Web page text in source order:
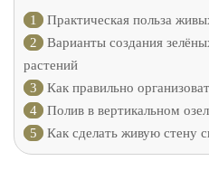
1
Практическая польза
2
Варианты создания
растений
3
Как правильно
4
Полив в вертикальном
5
Как сделать живую стену